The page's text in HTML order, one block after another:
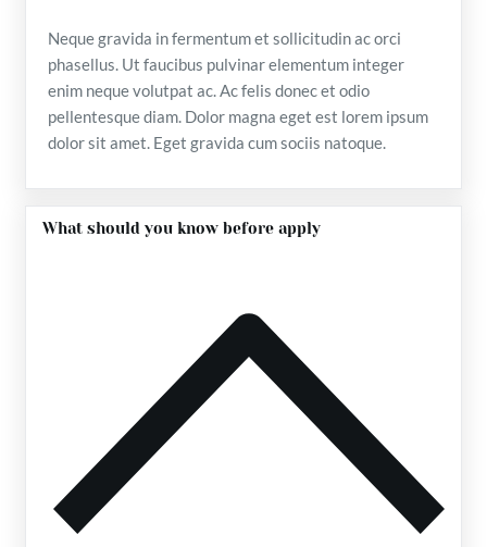
Neque gravida in fermentum et sollicitudin ac orci
phasellus. Ut faucibus pulvinar elementum integer
enim neque volutpat ac. Ac felis donec et odio
pellentesque diam. Dolor magna eget est lorem ipsum
dolor sit amet. Eget gravida cum sociis natoque.
What should you know before apply